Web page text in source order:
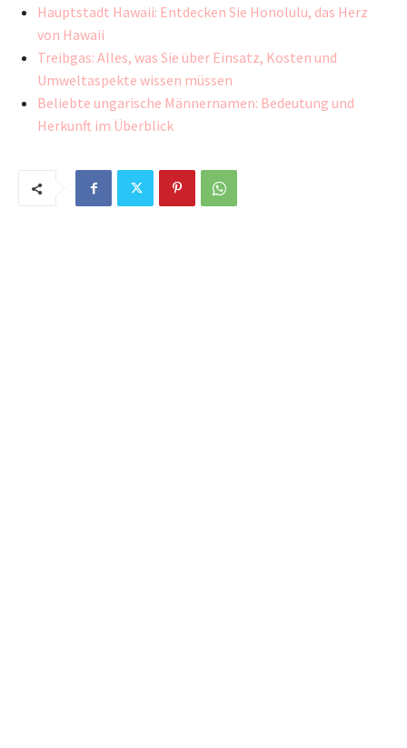
Hauptstadt Hawaii: Entdecken Sie Honolulu, das Herz
von Hawaii
Treibgas: Alles, was Sie über Einsatz, Kosten und
Umweltaspekte wissen müssen
Beliebte ungarische Männernamen: Bedeutung und
Herkunft im Überblick